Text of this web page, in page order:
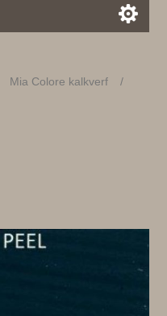
Mia Colore kalkverf
/